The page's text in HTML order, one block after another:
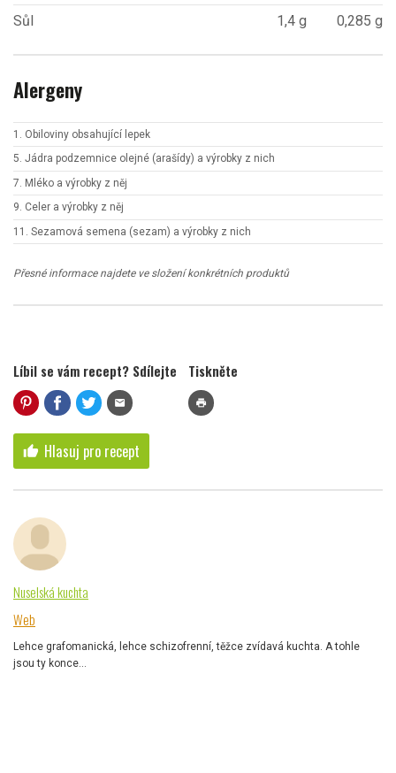
Sůl 1,4 g 0,285 g
Alergeny
1. Obiloviny obsahující lepek
5. Jádra podzemnice olejné (arašídy) a výrobky z nich
7. Mléko a výrobky z něj
9. Celer a výrobky z něj
11. Sezamová semena (sezam) a výrobky z nich
Přesné informace najdete ve složení konkrétních produktů
Líbil se vám recept? Sdílejte
mail
Tiskněte
print
thumb_up Hlasuj pro recept
Nuselská kuchta
Web
Lehce grafomanická, lehce schizofrenní, těžce zvídavá kuchta. A tohle
jsou ty konce...